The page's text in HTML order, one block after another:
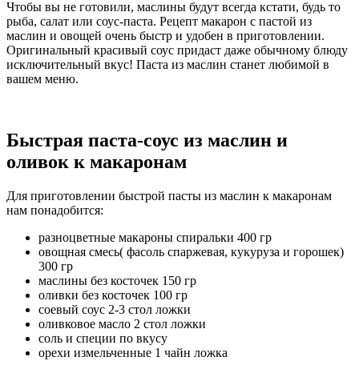
Чтобы вы не готовили, маслины будут всегда кстати, будь то
рыба, салат или соус-паста. Рецепт макарон с пастой из
маслин и овощей очень быстр и удобен в приготовлении.
Оригинальный красивый соус придаст даже обычному блюду
исключительный вкус! Паста из маслин станет любимой в
вашем меню.
Быстрая паста-соус из маслин и
оливок к макаронам
Для приготовлении быстрой пасты из маслин к макаронам
нам понадобится:
разноцветные макароны спиральки 400 гр
овощная смесь( фасоль спаржевая, кукуруза и горошек)
300 гр
маслины без косточек 150 гр
оливки без косточек 100 гр
соевый соус 2-3 стол ложки
оливковое масло 2 стол ложки
соль и специи по вкусу
орехи измельченные 1 чайн ложка